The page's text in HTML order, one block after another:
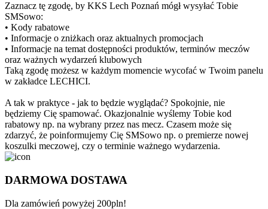
Zaznacz tę zgodę, by KKS Lech Poznań mógł wysyłać Tobie
SMSowo:
• Kody rabatowe
• Informacje o zniżkach oraz aktualnych promocjach
• Informacje na temat dostępności produktów, terminów meczów
oraz ważnych wydarzeń klubowych
Taką zgodę możesz w każdym momencie wycofać w Twoim panelu
w zakładce LECHICI.
A tak w praktyce - jak to będzie wyglądać? Spokojnie, nie
będziemy Cię spamować. Okazjonalnie wyślemy Tobie kod
rabatowy np. na wybrany przez nas mecz. Czasem może się
zdarzyć, że poinformujemy Cię SMSowo np. o premierze nowej
koszulki meczowej, czy o terminie ważnego wydarzenia.
DARMOWA DOSTAWA
Dla zamówień powyżej 200pln!